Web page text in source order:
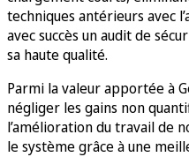
techniques antérieurs avec
avec succès un audit de
sa haute qualité.
Parmi la valeur apportée à
négliger les gains non
l’amélioration du travail de
le système grâce à une